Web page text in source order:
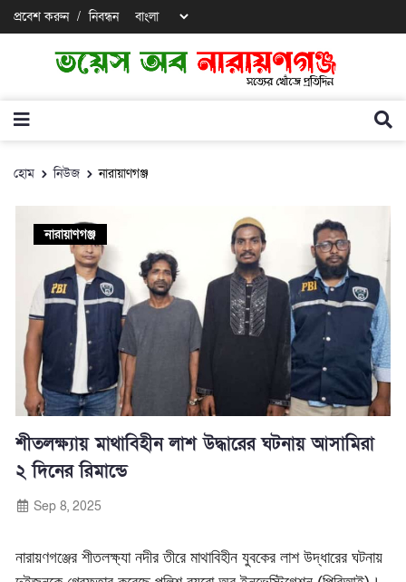
প্রবেশ করুন / নিবন্ধন
হোম নিউজ নারায়াণগঞ্জ
নারায়াণগঞ্জ
শীতলক্ষ্যায় মাথাবিহীন লাশ উদ্ধারের ঘটনায় আসামিরা
২ দিনের রিমান্ডে
Sep 8, 2025
নারায়ণগঞ্জের শীতলক্ষ্যা নদীর তীরে মাথাবিহীন যুবকের লাশ উদ্ধারের ঘটনায়